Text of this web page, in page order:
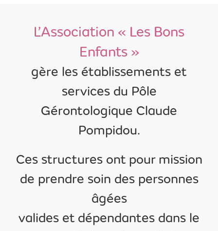
L’Association « Les Bons
Enfants »
gère les établissements et
services du Pôle
Gérontologique Claude
Pompidou.
Ces structures ont pour mission
de prendre soin des personnes
âgées
valides et dépendantes dans le